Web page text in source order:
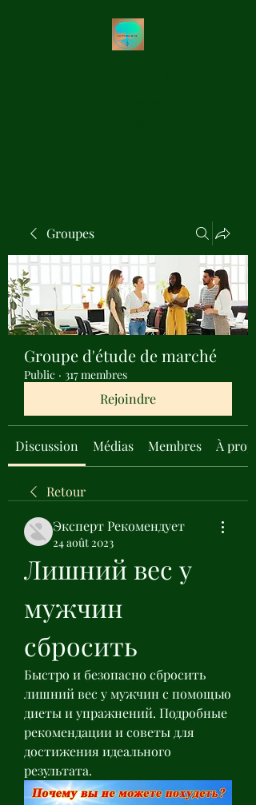
Groupes
Groupe d'étude de marché
Public · 317 membres
Rejoindre
Discussion Médias Membres À
Retour
Эксперт Рекомендует
24 août 2023
Лишний вес у
мужчин
сбросить
Быстро и безопасно сбросить
лишний вес у мужчин с помощью
диеты и упражнений. Подробные
рекомендации и советы для
достижения идеального
результата.